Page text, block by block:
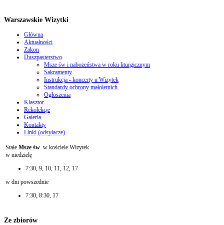
Warszawskie Wizytki
Główna
Aktualności
Zakon
Duszpasterstwo
Msze św i nabożeństwa w roku liturgicznym
Sakramenty
Instrukcja - koncerty u Wizytek
Standardy ochrony małoletnich
Ogłoszenia
Klasztor
Rekolekcje
Galeria
Kontakty
Linki (odsyłacze)
Stałe Msze św. w kościele Wizytek
w niedzielę
7:30, 9, 10, 11, 12, 17
w dni powszednie
7:30, 8:30, 17
Ze zbiorów